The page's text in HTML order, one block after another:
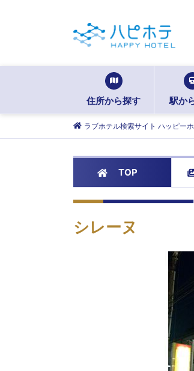
住所から探す 駅か
ラブホテル検索サイト ハッピー
TOP
シレーヌ